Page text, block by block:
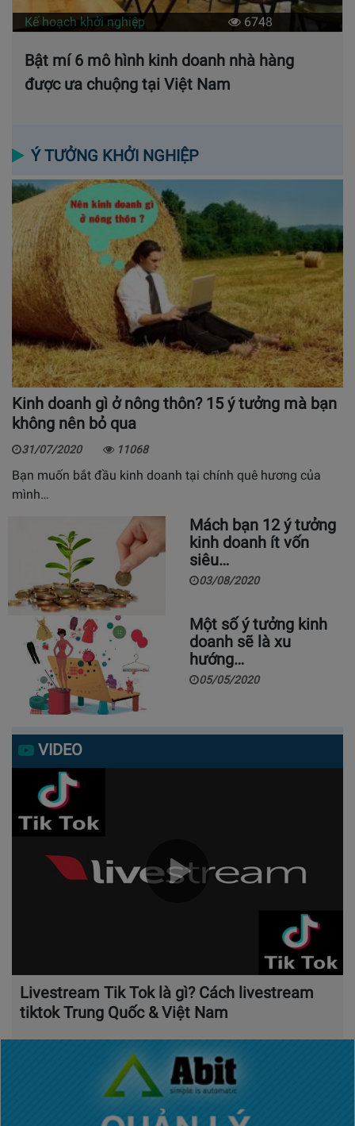
Kế hoạch khởi nghiệp 6748
Bật mí 6 mô hình kinh doanh nhà hàng
được ưa chuộng tại Việt Nam
Ý TƯỞNG KHỞI NGHIỆP
Kinh doanh gì ở nông thôn? 15 ý tưởng mà bạn
không nên bỏ qua
31/07/2020 11068
Bạn muốn bắt đầu kinh doanh tại chính quê hương của
mình…
Mách bạn 12 ý tưởng
kinh doanh ít vốn
siêu…
03/08/2020
Một số ý tưởng kinh
doanh sẽ là xu
hướng…
05/05/2020
VIDEO
Livestream Tik Tok là gì? Cách livestream
tiktok Trung Quốc & Việt Nam